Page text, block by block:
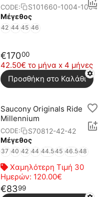
CODE:
S101660-1004-1004
Μέγεθος
42 44 45 46
€17000
42.50€ το μήνα x 4 μήνες
Προσθήκη στο Καλάθι
Saucony Originals Ride
Millennium
CODE:
S70812-42-42
Μέγεθος
37 40 42 44 44.545 46.548
Χαμηλότερη Τιμή 30
Ημερών: 120.00€
€8399